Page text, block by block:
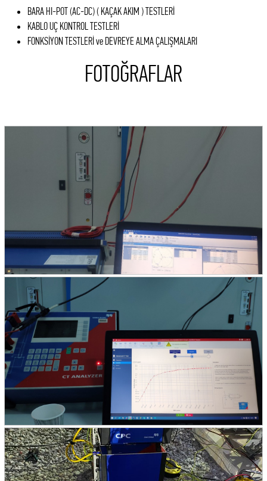
BARA HI-POT (AC-DC) ( KAÇAK AKIM ) TESTLERİ
KABLO UÇ KONTROL TESTLERİ
FONKSİYON TESTLERİ ve DEVREYE ALMA ÇALIŞMALARI
FOTOĞRAFLAR